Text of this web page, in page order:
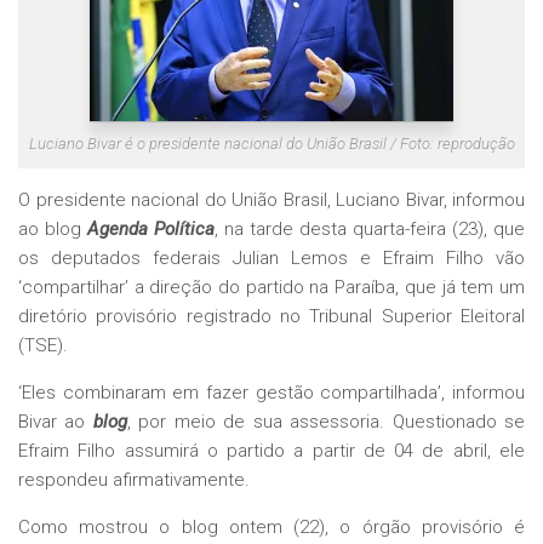
Luciano Bivar é o presidente nacional do União Brasil / Foto: reprodução
O presidente nacional do União Brasil, Luciano Bivar, informou
ao blogAgenda Política, na tarde desta quarta-feira (23), que
os deputados federais Julian Lemos e Efraim Filho vão
‘compartilhar’ a direção do partido na Paraíba, que já tem um
diretório provisório registrado no Tribunal Superior Eleitoral
(TSE).
‘Eles combinaram em fazer gestão compartilhada’, informou
Bivar ao blog, por meio de sua assessoria. Questionado se
Efraim Filho assumirá o partido a partir de 04 de abril, ele
respondeu afirmativamente.
Como mostrou o blog ontem (22), o órgão provisório é